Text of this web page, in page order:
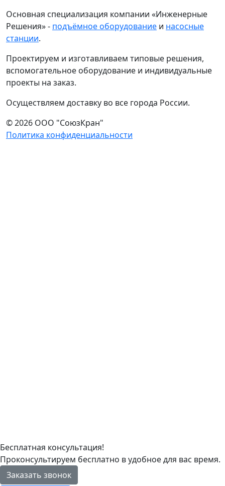
Основная специализация компании «Инженерные
Решения» - подъёмное оборудование и насосные
станции.
Проектируем и изготавливаем типовые решения,
вспомогательное оборудование и индивидуальные
проекты на заказ.
Осуществляем доставку во все города России.
© 2026 ООО "СоюзКран"
Политика конфиденциальности
Бесплатная консультация!
Проконсультируем бесплатно в удобное для вас время.
Заказать звонок